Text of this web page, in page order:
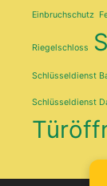
Einbruchschutz
Riegelschloss
Schlüsseldienst
Schlüsseldienst